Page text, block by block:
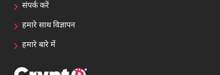
संपर्क करें
हमारे साथ विज्ञापन
हमारे बारे में